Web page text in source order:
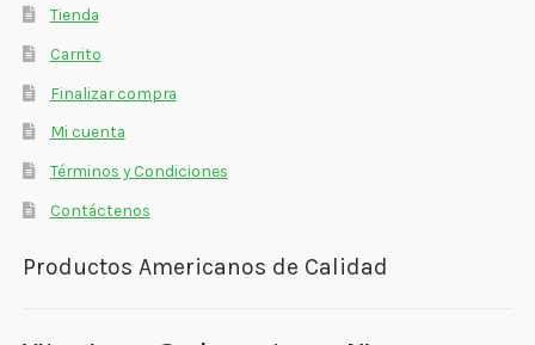
Tienda
Carrito
Finalizar compra
Mi cuenta
Términos y Condiciones
Contáctenos
Productos Americanos de Calidad